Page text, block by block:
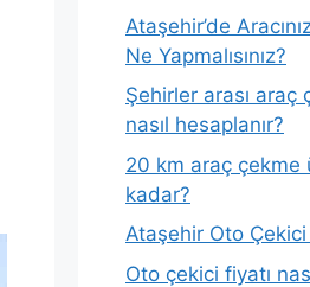
Ataşehir’de
Ne Yapmalısınız?
Şehirler arası araç
nasıl hesaplanır?
20 km araç çekme
kadar?
Ataşehir Oto Çekici
Oto çekici fiyatı